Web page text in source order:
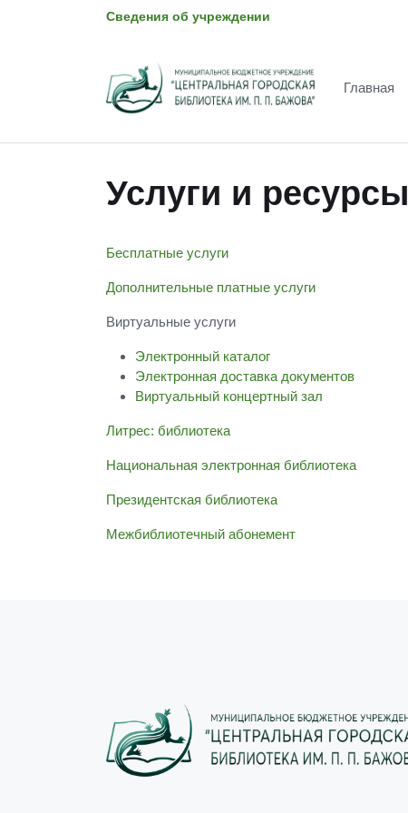
Сведения об учреждении
Главная
Услуги и ресурсы
Бесплатные услуги
Дополнительные платные услуги
Виртуальные услуги
Электронный каталог
Электронная доставка документов
Виртуальный концертный зал
Литрес: библиотека
Национальная электронная библиотека
Президентская библиотека
Межбиблиотечный абонемент